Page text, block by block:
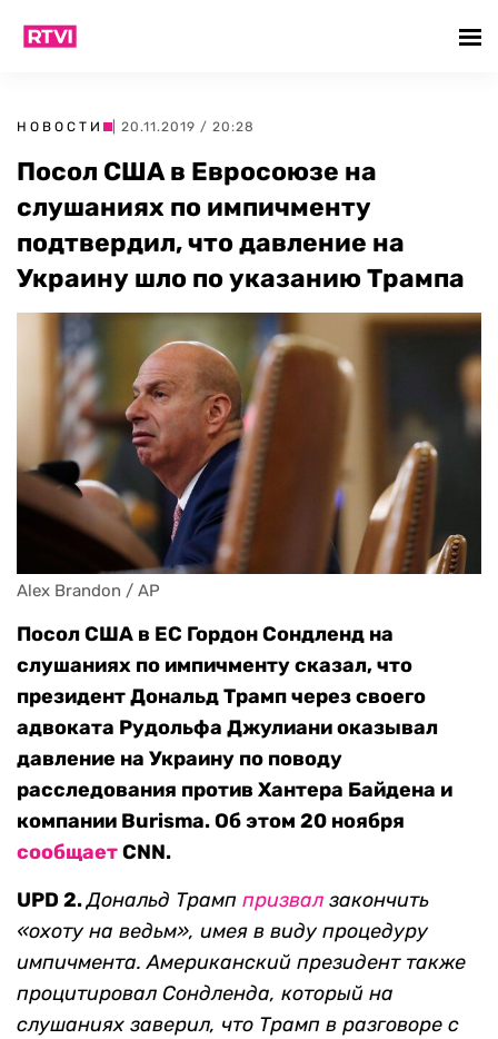
НОВОСТИ | 20.11.2019 / 20:28
Посол США в Евросоюзе на
слушаниях по импичменту
подтвердил, что давление на
Украину шло по указанию Трампа
Alex Brandon / AP
Посол США в ЕС Гордон Сондленд на
слушаниях по импичменту сказал, что
президент Дональд Трамп через своего
адвоката Рудольфа Джулиани оказывал
давление на Украину по поводу
расследования против Хантера Байдена и
компании Burisma. Об этом 20 ноября
сообщаетCNN.
UPD 2.Дональд Трамп призвал закончить
«охоту на ведьм», имея в виду процедуру
импичмента. Американский президент также
процитировал Сондленда, который на
слушаниях заверил, что Трамп в разговоре с